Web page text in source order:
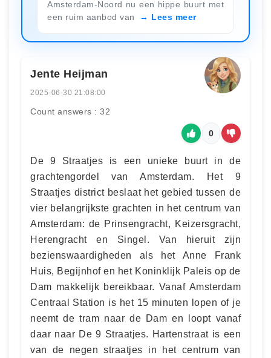
Amsterdam-Noord nu een hippe buurt met
een ruim aanbod van
Lees meer
Jente Heijman
2025-06-30 21:08:00
Count answers : 32
0
De 9 Straatjes is een unieke buurt in de
grachtengordel van Amsterdam. Het 9
Straatjes district beslaat het gebied tussen de
vier belangrijkste grachten in het centrum van
Amsterdam: de Prinsengracht, Keizersgracht,
Herengracht en Singel. Van hieruit zijn
bezienswaardigheden als het Anne Frank
Huis, Begijnhof en het Koninklijk Paleis op de
Dam makkelijk bereikbaar. Vanaf Amsterdam
Centraal Station is het 15 minuten lopen of je
neemt de tram naar de Dam en loopt vanaf
daar naar De 9 Straatjes. Hartenstraat is een
van de negen straatjes in het centrum van